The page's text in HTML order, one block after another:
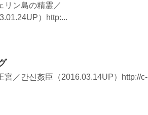
リン島の精霊／
）http:...
宮／간신姦臣（2016.03.14UP）http://c-